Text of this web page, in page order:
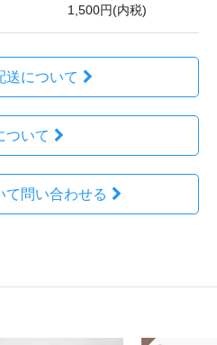
1,500円(内税)
送について
ついて
て問い合わせる